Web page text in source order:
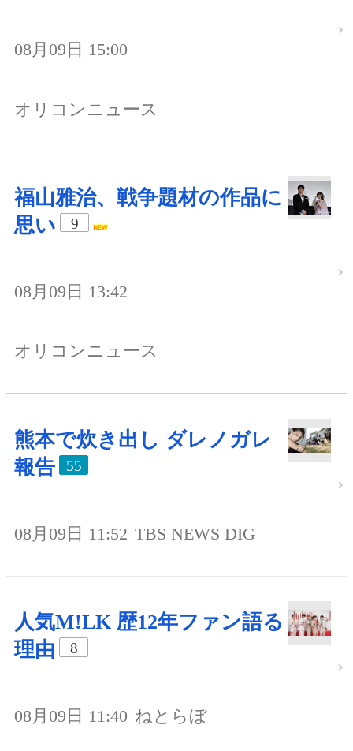
08月09日 15:00
オリコンニュース
福山雅治、戦争題材の作品に
思い
9
08月09日 13:42
オリコンニュース
熊本で炊き出し ダレノガレ
報告
55
08月09日 11:52 TBS NEWS DIG
人気M!LK 歴12年ファン語る
理由
8
08月09日 11:40 ねとらぼ